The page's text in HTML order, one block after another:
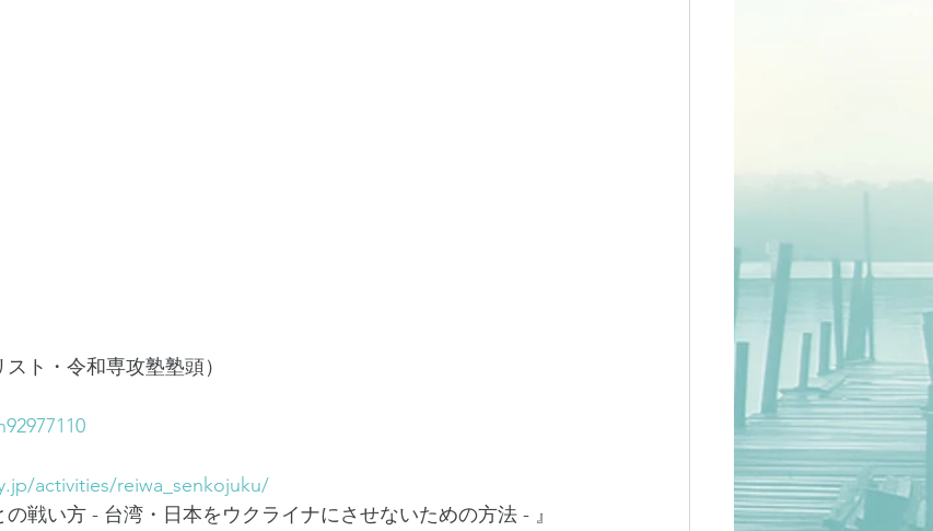
ト・令和専攻塾塾頭）
activities/reiwa_senkojuku/
戦い方 - 台湾・日本をウクライナにさせないための方法 - 』